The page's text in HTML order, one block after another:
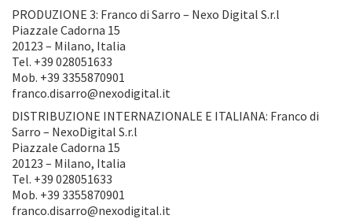
PRODUZIONE 3: Franco di Sarro – Nexo Digital S.r.l
Piazzale Cadorna 15
20123 – Milano, Italia
Tel. +39 028051633
Mob. +39 3355870901
franco.disarro@nexodigital.it
DISTRIBUZIONE INTERNAZIONALE E ITALIANA: Franco di
Sarro – NexoDigital S.r.l
Piazzale Cadorna 15
20123 – Milano, Italia
Tel. +39 028051633
Mob. +39 3355870901
franco.disarro@nexodigital.it